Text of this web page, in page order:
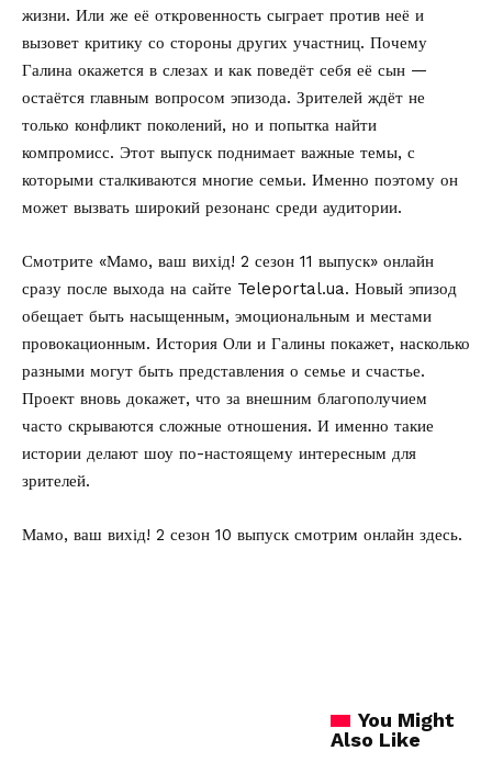
жизни. Или же её откровенность сыграет против неё и
вызовет критику со стороны других участниц. Почему
Галина окажется в слезах и как поведёт себя её сын —
остаётся главным вопросом эпизода. Зрителей ждёт не
только конфликт поколений, но и попытка найти
компромисс. Этот выпуск поднимает важные темы, с
которыми сталкиваются многие семьи. Именно поэтому он
может вызвать широкий резонанс среди аудитории.
Смотрите «Мамо, ваш вихід! 2 сезон 11 выпуск» онлайн
сразу после выхода на сайте Teleportal.ua. Новый эпизод
обещает быть насыщенным, эмоциональным и местами
провокационным. История Оли и Галины покажет, насколько
разными могут быть представления о семье и счастье.
Проект вновь докажет, что за внешним благополучием
часто скрываются сложные отношения. И именно такие
истории делают шоу по-настоящему интересным для
зрителей.
Мамо, ваш вихід! 2 сезон 10 выпуск смотрим онлайн здесь.
You Might
Also Like